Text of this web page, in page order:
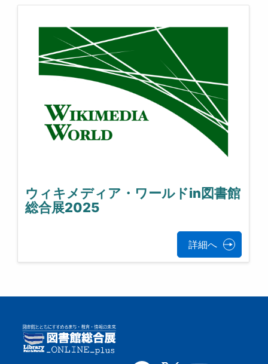
ウィキメディア・ワールドin図書館
総合展2025
詳細へ